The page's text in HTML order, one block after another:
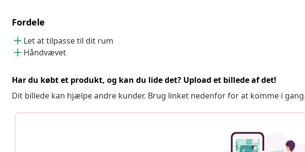
Fordele
Let at tilpasse til dit rum
Håndvævet
Har du købt et produkt, og kan du lide det? Upload et billede af det!
Dit billede kan hjælpe andre kunder. Brug linket nedenfor for at komme i gang.